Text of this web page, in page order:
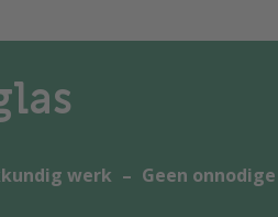
werk – Geen